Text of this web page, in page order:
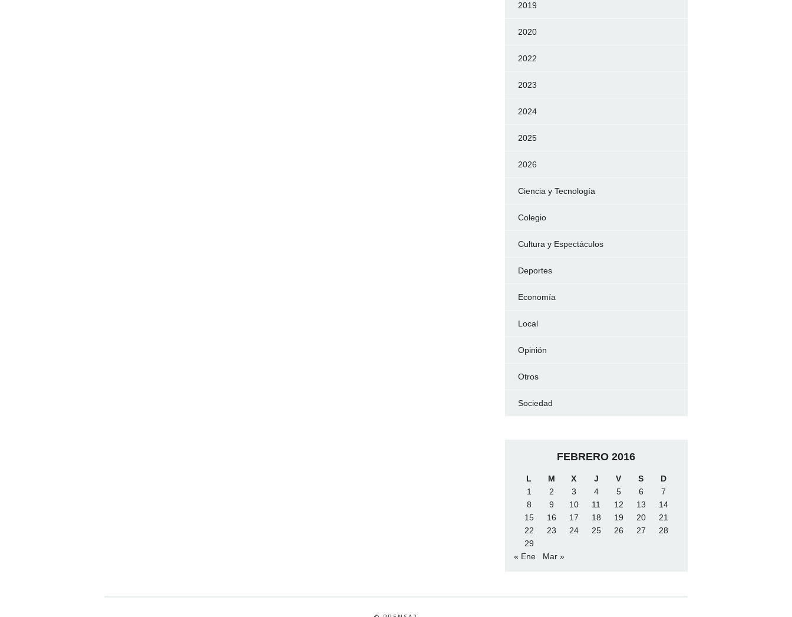
2019
2020
2022
2023
2024
2025
2026
Ciencia y Tecnología
Colegio
Cultura y Espectáculos
Deportes
Economía
Local
Opinión
Otros
Sociedad
FEBRERO 2016
L M X J V S
D
1
2 3 4 5 6
7
8
9 10 11 12 13
14
15
16 17 18 19 20
21
22
23 24 25 26 27
28
29
« Ene
Mar »